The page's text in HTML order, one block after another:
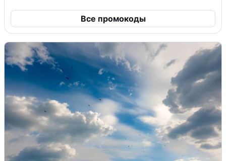
Все промокоды